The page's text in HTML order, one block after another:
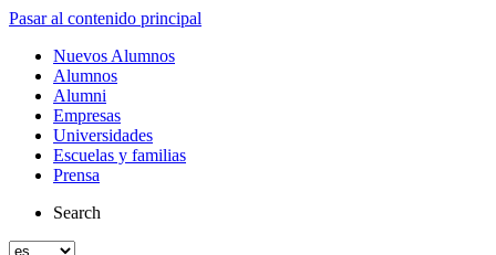
Pasar al contenido principal
Nuevos Alumnos
Alumnos
Alumni
Empresas
Universidades
Escuelas y familias
Prensa
Search